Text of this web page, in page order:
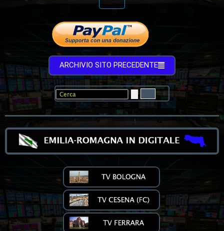
ARCHIVIO SITO PRECEDENTE